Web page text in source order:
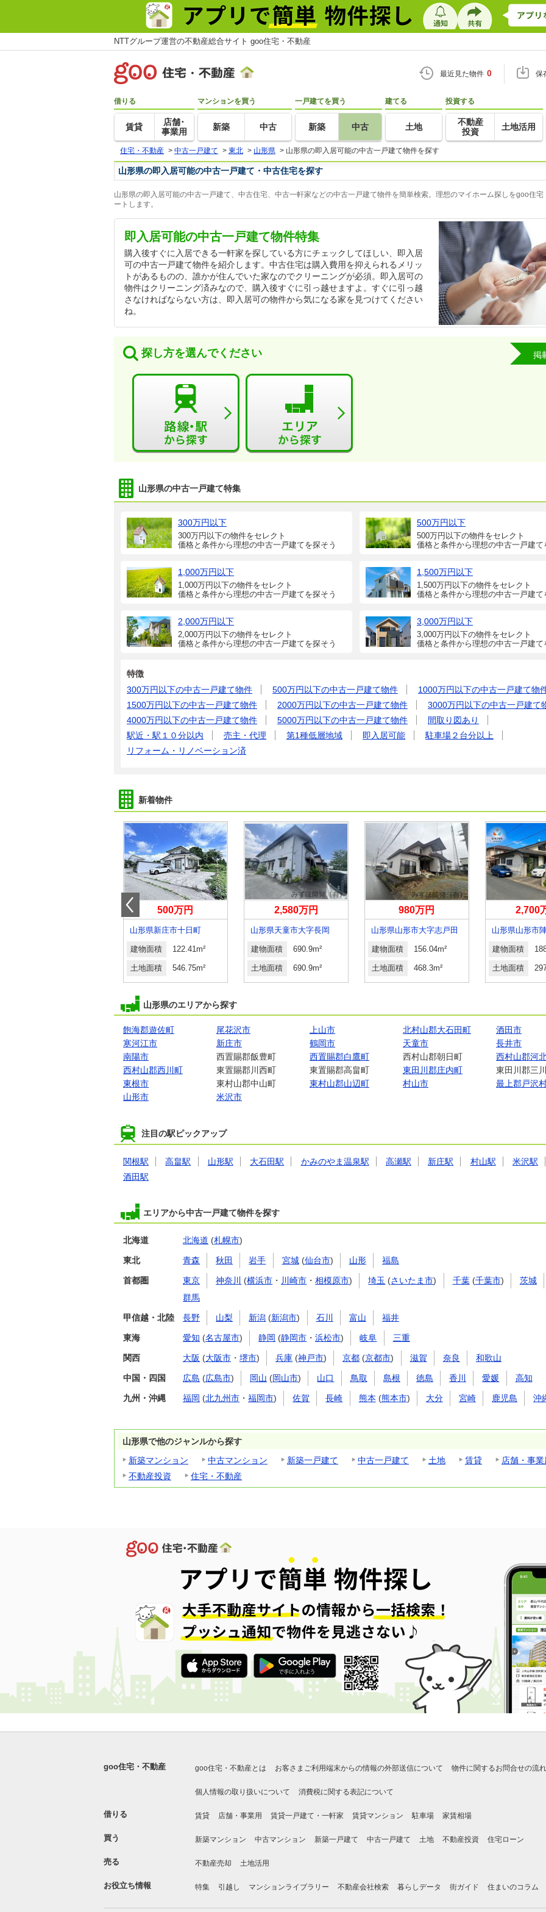
NTTグループ運営の不動産総合サイト goo住宅・不動産
最近見た物件 0 保
借りる
賃貸
店舗･
事業用
マンションを買う
新築 中古
一戸建てを買う
新築 中古
建てる
土地
投資する
不動産
投資
土地活用
住宅・不動産 > 中古一戸建て > 東北 > 山形県 > 山形県の即入居可能の中古一戸建て物件を探す
山形県の即入居可能の中古一戸建て・中古住宅を探す
山形県の即入居可能の中古一戸建て、中古住宅、中古一軒家などの中古一戸建て物件を簡単検索。理想のマイホーム探しをgoo住宅
ートします。
即入居可能の中古一戸建て物件特集
購入後すぐに入居できる一軒家を探している方にチェックしてほしい、即入居
可の中古一戸建て物件を紹介します。中古住宅は購入費用を抑えられるメリッ
トがあるものの、誰かが住んでいた家なのでクリーニングが必須。即入居可の
物件はクリーニング済みなので、購入後すぐに引っ越せますよ。すぐに引っ越
さなければならない方は、即入居可の物件から気になる家を見つけてください
ね。
探し方を選んでください 掲
山形県の中古一戸建て特集
300万円以下
300万円以下の物件をセレクト
価格と条件から理想の中古一戸建てを探そう
500万円以下
500万円以下の物件をセレクト
価格と条件から理想の中古一戸建て
1,000万円以下
1,000万円以下の物件をセレクト
価格と条件から理想の中古一戸建てを探そう
1,500万円以下
1,500万円以下の物件をセレクト
価格と条件から理想の中古一戸建て
2,000万円以下
2,000万円以下の物件をセレクト
価格と条件から理想の中古一戸建てを探そう
3,000万円以下
3,000万円以下の物件をセレクト
価格と条件から理想の中古一戸建て
特徴
300万円以下の中古一戸建て物件
500万円以下の中古一戸建て物件
1000万円以下の中古一戸建て物
1500万円以下の中古一戸建て物件
2000万円以下の中古一戸建て物件
3000万円以下の中古一戸建て
4000万円以下の中古一戸建て物件
5000万円以下の中古一戸建て物件
間取り図あり
駅近・駅１０分以内
売主・代理 第1種低層地域 即入居可能
駐車場２台分以上
リフォーム・リノベーション済
新着物件
500万円
山形県新庄市十日町
建物面積 122.41m²
土地面積 546.75m²
2,580万円
山形県天童市大字長岡
建物面積 690.9m²
土地面積 690.9m²
980万円
山形県山形市大字志戸田
建物面積 156.04m²
土地面積 468.3m²
2,700
山形県山形市
建物面積
土地面積
山形県のエリアから探す
飽海郡遊佐町 尾花沢市 上山市 北村山郡大石田町
酒田市
寒河江市
新庄市 鶴岡市 天童市
長井市
南陽市
西置賜郡飯豊町 西置賜郡白鷹町 西村山郡朝日町
西村山郡河
西村山郡西川町
東置賜郡川西町 東置賜郡高畠町 東田川郡庄内町
東田川郡三
東根市
東村山郡中山町 東村山郡山辺町 村山市
最上郡戸沢
山形市
米沢市
注目の駅ピックアップ
関根駅 高畠駅 山形駅 大石田駅 かみのやま温泉駅 高瀬駅 新庄駅 村山駅
米沢駅
酒田駅
エリアから中古一戸建て物件を探す
北海道 北海道 (札幌市)
東北 青森 秋田 岩手 宮城(仙台市) 山形 福島
首都圏 東京 神奈川 (横浜市 ・ 川崎市 ・相模原市) 埼玉 (さいたま市) 千葉(千葉市)
茨城
群馬
甲信越・北陸 長野 山梨 新潟 (新潟市) 石川 富山 福井
東海 愛知 (名古屋市) 静岡 (静岡市 ・浜松市) 岐阜 三重
関西 大阪 (大阪市 ・ 堺市) 兵庫 (神戸市) 京都 (京都市) 滋賀 奈良 和歌山
中国・四国 広島 (広島市) 岡山 (岡山市) 山口 鳥取 島根 徳島 香川 愛媛 高知
九州・沖縄 福岡 (北九州市 ・ 福岡市) 佐賀 長崎 熊本 (熊本市) 大分 宮崎 鹿児島 沖
山形県で他のジャンルから探す
新築マンション
中古マンション 新築一戸建て 中古一戸建て 土地 賃貸
店舗・事業
不動産投資
住宅・不動産
goo住宅・不動産 goo住宅・不動産とは お客さまご利用端末からの情報の外部送信について 物件に関するお問合せの流れ
個人情報の取り扱いについて 消費税に関する表記について
借りる 賃貸 店舗・事業用 賃貸一戸建て・一軒家 賃貸マンション 駐車場 家賃相場
買う 新築マンション 中古マンション 新築一戸建て 中古一戸建て 土地 不動産投資 住宅ローン
売る 不動産売却 土地活用
お役立ち情報 特集 引越し マンションライブラリー 不動産会社検索 暮らしデータ 街ガイド 住まいのコラム